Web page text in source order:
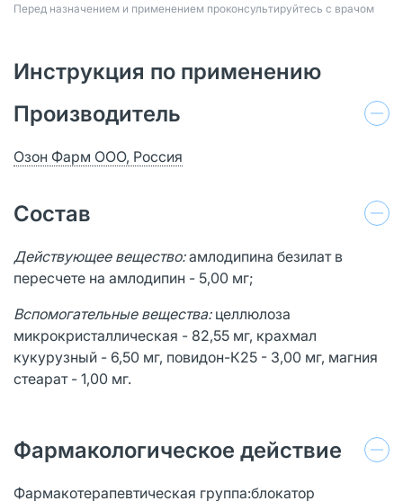
Перед назначением и применением проконсультируйтесь с врачом
Инструкция по применению
Производитель
Озон Фарм ООО, Россия
Состав
Действующее вещество:амлодипина безилат в
пересчете на амлодипин - 5,00 мг;
Вспомогательные вещества: целлюлоза
микрокристаллическая - 82,55 мг, крахмал
кукурузный - 6,50 мг, повидон-К25 - 3,00 мг, магния
стеарат - 1,00 мг.
Фармакологическое действие
Фармакотерапевтическая группа:блокатор